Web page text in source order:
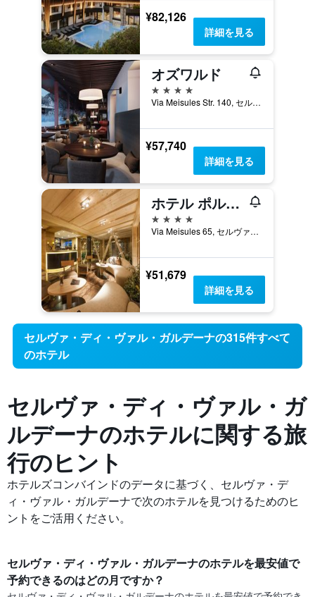
¥82,126
詳細を見る
オズワルド
4つ星
Via Meisules Str. 140, セルヴァ・ディ・ヴァル・ガルデーナ, アルト・アディジェ, イタリア
¥57,740
詳細を見る
ホテル ポルティージョ ドロミテ 1966
4つ星
Via Meisules 65, セルヴァ・ディ・ヴァル・ガルデーナ, アルト・アディジェ, イタリア
¥51,679
詳細を見る
セルヴァ・ディ・ヴァル・ガルデーナの315件すべて
のホテル
セルヴァ・ディ・ヴァル・ガ
ルデーナの​ホテルに関する旅
行のヒント
ホテルズコンバインドのデータに基づく、セルヴァ・デ
ィ・ヴァル・ガルデーナで次のホテルを見つけるためのヒ
ントをご活用ください。
セルヴァ・ディ・ヴァル・ガルデーナ​のホテルを最安値で
予約できるのはどの月ですか？